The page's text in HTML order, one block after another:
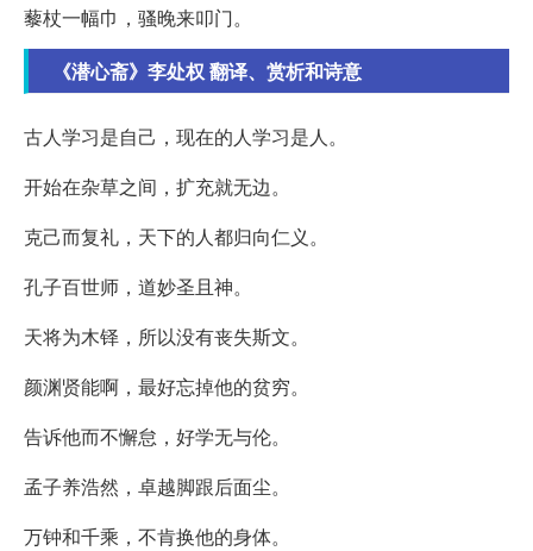
藜杖一幅巾，骚晚来叩门。
《潜心斋》李处权 翻译、赏析和诗意
古人学习是自己，现在的人学习是人。
开始在杂草之间，扩充就无边。
克己而复礼，天下的人都归向仁义。
孔子百世师，道妙圣且神。
天将为木铎，所以没有丧失斯文。
颜渊贤能啊，最好忘掉他的贫穷。
告诉他而不懈怠，好学无与伦。
孟子养浩然，卓越脚跟后面尘。
万钟和千乘，不肯换他的身体。